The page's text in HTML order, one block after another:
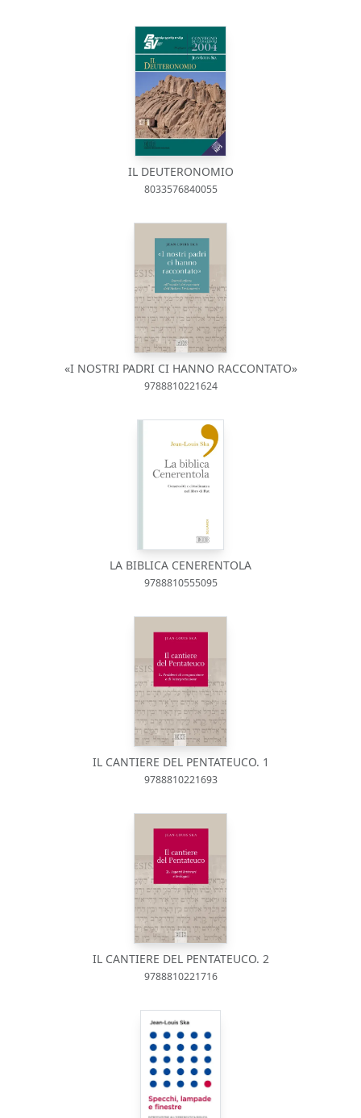
IL DEUTERONOMIO
8033576840055
«I NOSTRI PADRI CI HANNO RACCONTATO»
9788810221624
LA BIBLICA CENERENTOLA
9788810555095
IL CANTIERE DEL PENTATEUCO. 1
9788810221693
IL CANTIERE DEL PENTATEUCO. 2
9788810221716